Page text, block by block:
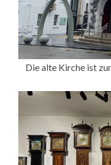
Die alte Kirche ist